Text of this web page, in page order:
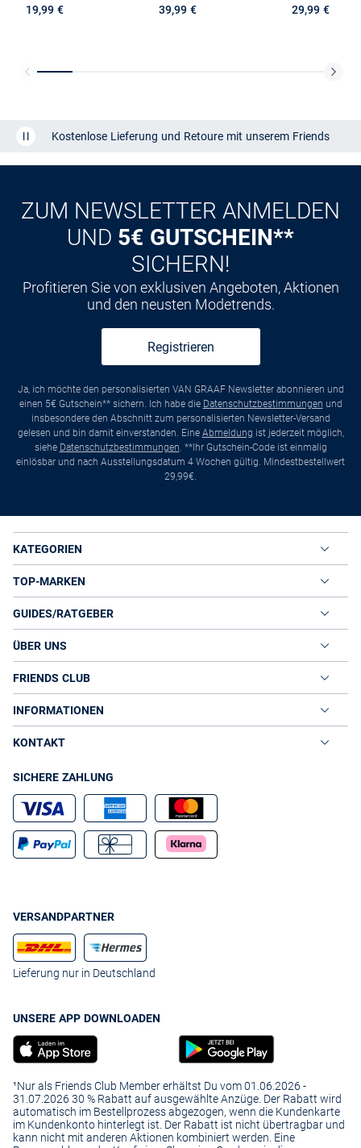
19,99 €
39,99 €
29,99 €
Kostenlose Lieferung und Retoure mit unserem Friends
CLUB
Kauf aufRechnung
ZUM NEWSLETTER ANMELDEN
UND 5€ GUTSCHEIN**
SICHERN!
Profitieren Sie von exklusiven Angeboten, Aktionen
und den neusten Modetrends.
Registrieren
Ja, ich möchte den personalisierten VAN GRAAF Newsletter abonnieren und
einen 5€ Gutschein** sichern. Ich habe die Datenschutzbestimmungen und
insbesondere den Abschnitt zum personalisierten Newsletter-Versand
gelesen und bin damit einverstanden. Eine Abmeldung ist jederzeit möglich,
siehe Datenschutzbestimmungen. **Ihr Gutschein-Code ist einmalig
einlösbar und nach Ausstellungsdatum 4 Wochen gültig. Mindestbestellwert
29,99€.
KATEGORIEN
TOP-MARKEN
GUIDES/RATGEBER
ÜBER UNS
FRIENDS CLUB
INFORMATIONEN
KONTAKT
SICHERE ZAHLUNG
VERSANDPARTNER
Lieferung nur in Deutschland
UNSERE APP DOWNLOADEN
¹Nur als Friends Club Member erhältst Du vom 01.06.2026 -
31.07.2026 30 % Rabatt auf ausgewählte Anzüge. Der Rabatt wird
automatisch im Bestellprozess abgezogen, wenn die Kundenkarte
im Kundenkonto hinterlegt ist. Der Rabatt ist nicht übertragbar und
kann nicht mit anderen Aktionen kombiniert werden. Eine